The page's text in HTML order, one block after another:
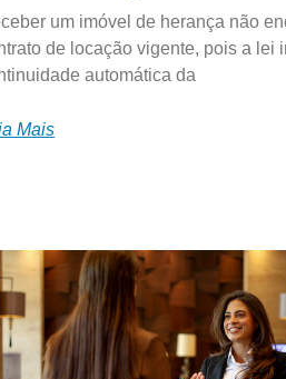
um imóvel de herança não
de locação vigente, pois a lei
automática da
Mais